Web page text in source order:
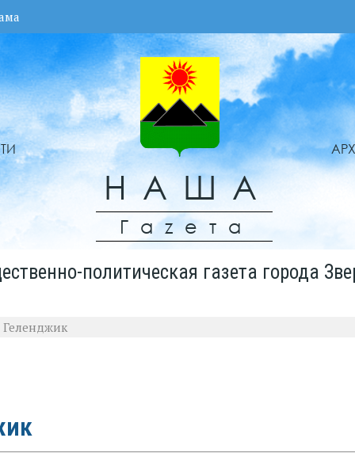
НАША
Гаzета
политическая газета города